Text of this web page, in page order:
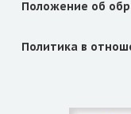
Положение об
Политика в